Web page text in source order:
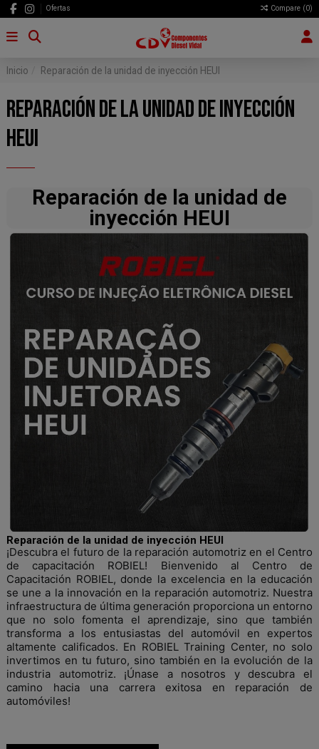
Ofertas Compare (0)
Inicio Reparación de la unidad de inyección HEUI
REPARACIÓN DE LA UNIDAD DE INYECCIÓN
HEUI
Reparación de la unidad de
inyección HEUI
Reparación de la unidad de inyección HEUI
¡Descubra el futuro de la reparación automotriz en el Centro
de capacitación ROBIEL! Bienvenido al Centro de
Capacitación ROBIEL, donde la excelencia en la educación
se une a la innovación en la reparación automotriz. Nuestra
infraestructura de última generación proporciona un entorno
que no solo fomenta el aprendizaje, sino que también
transforma a los entusiastas del automóvil en expertos
altamente calificados. En ROBIEL Training Center, no solo
invertimos en tu futuro, sino también en la evolución de la
industria automotriz. ¡Únase a nosotros y descubra el
camino hacia una carrera exitosa en reparación de
automóviles!